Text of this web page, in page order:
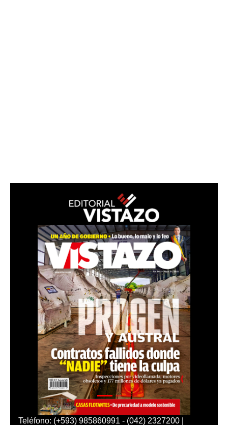
Teléfono: (+593) 985860991 - (042) 2327200 |